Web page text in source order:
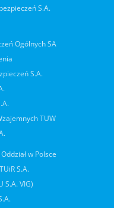
S.A.
Ogólnych SA
S.A.
TUW
w Polsce
S.A.
S.A. VIG)